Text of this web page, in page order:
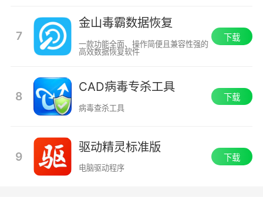
7
金山毒霸数据恢复
一款功能全面、操作简便且兼容性强的
高效数据恢复软件
下载
8
CAD病毒专杀工具
病毒查杀工具
下载
9
驱动精灵标准版
电脑驱动程序
下载